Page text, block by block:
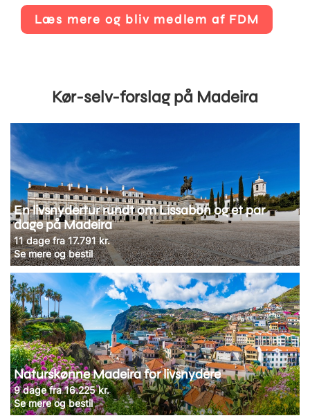
Læs mere og bliv medlem af FDM
Kør-selv-forslag på Madeira
En livsnydertur rundt om Lissabon og et par
dage på Madeira
11 dage fra 17.791 kr.
Se mere og bestil
Naturskønne Madeira for livsnydere
9 dage fra 16.225 kr.
Se mere og bestil